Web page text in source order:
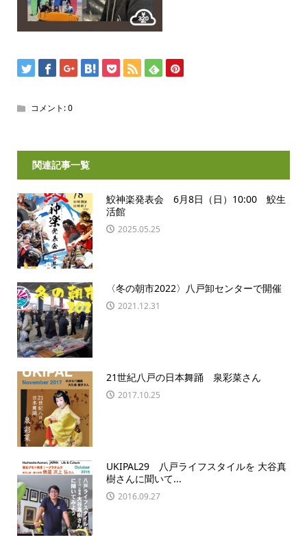
コメント:0
関連記事一覧
鮫神楽発表会 6月8日（日）10:00 鮫生
活館
2025.05.25
〈冬の朝市2022〉八戸卸センターで開催
2021.12.31
21世紀八戸の日本舞踊 泉彩菜さん
2017.10.25
UKIPAL29 八戸ライフスタイルを 大谷真
樹さんに聞いて...
2016.09.27